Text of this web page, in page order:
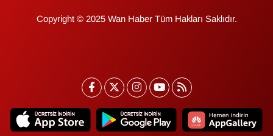
Copyright © 2025 Wan Haber Tüm Hakları Saklıdır.